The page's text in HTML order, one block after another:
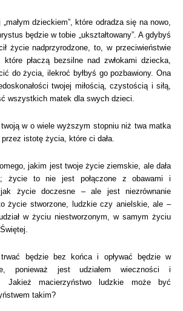
dzieckiem”, które odradza się na nowo,
będzie w tobie „ukształtowany”. A gdybyś
życie nadprzyrodzone, to, w przeciwieństwie
płaczą bezsilne nad zwłokami dziecka,
do życia, ilekroć byłbyś go pozbawiony. Ona
twojej miłością, czystością i siłą,
wszystkich matek dla swych dzieci.
w o wiele wyższym stopniu niż twa matka
istotę życia, które ci dała.
jakim jest twoje życie ziemskie, ale dała
życie to nie jest połączone z obawami i
jak życie doczesne – ale jest niezrównanie
życie stworzone, ludzkie czy anielskie, ale –
w życiu niestworzonym, w samym życiu
będzie bez końca i opływać będzie w
ponieważ jest udziałem wieczności i
Jakież macierzyństwo ludzkie może być
takim?